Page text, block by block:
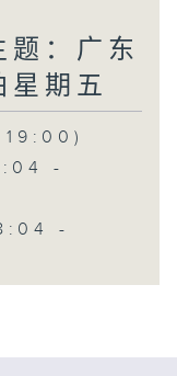
题：广东
星期五
-
-